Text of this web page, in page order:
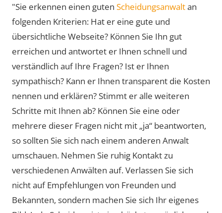
"Sie erkennen einen guten Scheidungsanwaltan
folgenden Kriterien: Hat er eine gute und
übersichtliche Webseite? Können Sie Ihn gut
erreichen und antwortet er Ihnen schnell und
verständlich auf Ihre Fragen? Ist er Ihnen
sympathisch? Kann er Ihnen transparent die Kosten
nennen und erklären? Stimmt er alle weiteren
Schritte mit Ihnen ab? Können Sie eine oder
mehrere dieser Fragen nicht mit „ja“ beantworten,
so sollten Sie sich nach einem anderen Anwalt
umschauen. Nehmen Sie ruhig Kontakt zu
verschiedenen Anwälten auf. Verlassen Sie sich
nicht auf Empfehlungen von Freunden und
Bekannten, sondern machen Sie sich Ihr eigenes